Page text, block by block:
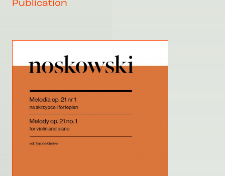
Publication